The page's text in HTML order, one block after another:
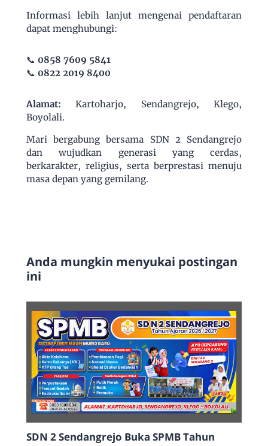
Informasi lebih lanjut mengenai pendaftaran
dapat menghubungi:
📞0858 7609 5841
📞0822 2019 8400
Alamat: Kartoharjo, Sendangrejo, Klego,
Boyolali.
Mari bergabung bersama SDN 2 Sendangrejo
dan wujudkan generasi yang cerdas,
berkarakter, religius, serta berprestasi menuju
masa depan yang gemilang.
Anda mungkin menyukai postingan
ini
SDN 2 Sendangrejo Buka SPMB Tahun